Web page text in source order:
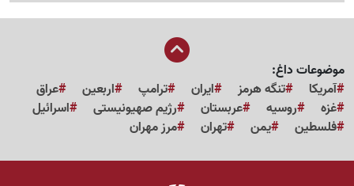
موضوعات داغ:
آمریکا
تنگه هرمز ایران ترامپ اربعین
عراق
غزه
روسیه عربستان رژیم صهیونیستی
اسرائیل
فلسطین
یمن تهران مرز مهران